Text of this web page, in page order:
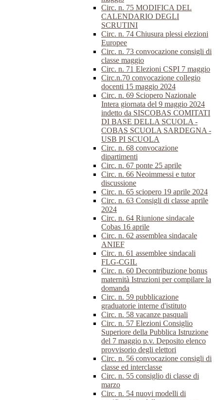
Circ. n. 75 MODIFICA DEL
CALENDARIO DEGLI
SCRUTINI
Circ. n. 74 Chiusura plessi elezioni
Europee
Circ. n. 73 convocazione consigli di
classe maggio
Circ. n. 71 Elezioni CSPI 7 maggio
Circ.n.70 convocazione collegio
docenti 15 maggio 2024
Circ. n. 69 Sciopero Nazionale
Intera giornata del 9 maggio 2024
indetto da SISCOBAS COMITATI
DI BASE DELLA SCUOLA -
COBAS SCUOLA SARDEGNA -
USB PI SCUOLA
Circ. n. 68 convocazione
dipartimenti
Circ. n. 67 ponte 25 aprile
Circ. n. 66 Neoimmessi e tutor
discussione
Circ. n. 65 sciopero 19 aprile 2024
Circ. n. 63 Consigli di classe aprile
2024
Circ. n. 64 Riunione sindacale
Cobas 16 aprile
Circ. n. 62 assemblea sindacale
ANIEF
Circ. n. 61 assemblee sindacali
FLG-CGIL
Circ. n. 60 Decontribuzione bonus
maternità Istruzioni per compilare la
domanda
Circ. n. 59 pubblicazione
graduatorie interne d'istituto
Circ. n. 58 vacanze pasquali
Circ. n. 57 Elezioni Consiglio
Superiore della Pubblica Istruzione
del 7 maggio p.v. Deposito elenco
provvisorio degli elettori
Circ. n. 56 convocazione consigli di
classe ed interclasse
Circ. n. 55 consiglio di classe di
marzo
Circ. n. 54 nuovi modelli di